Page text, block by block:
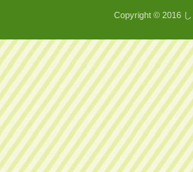
Copyright © 2016